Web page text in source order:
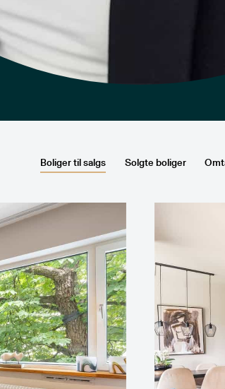
Boliger til salgs Solgte boliger